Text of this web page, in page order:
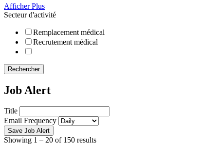
Afficher Plus
Secteur d'activité
Remplacement médical
Recrutement médical
Rechercher
Job Alert
Title
Email Frequency
Save Job Alert
Showing 1 – 20 of 150 results